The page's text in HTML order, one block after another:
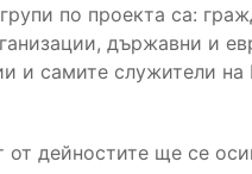
по проекта са:
държавни и
и самите служители на
от дейностите ще се